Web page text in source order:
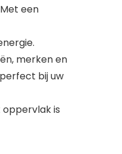
een
merken en
bij uw
is